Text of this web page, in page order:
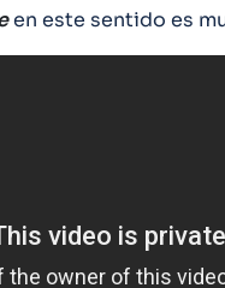
en este sentido es